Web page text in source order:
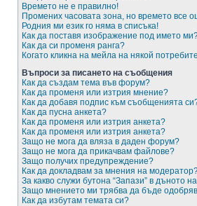
Времето не е правилно!
Промених часовата зона, но времето все
Родния ми език го няма в списъка!
Как да поставя изображение под името
Как да си променя ранга?
Когато кликна на мейла на някой
Въпроси за писането на съобщения
Как да създам тема във форум?
Как да променя или изтрия мнение?
Как да добавя подпис към съобщенията
Как да пусна анкета?
Как да променя или изтрия анкета?
Как да променя или изтрия анкета?
Защо не мога да вляза в даден форум?
Защо не мога да прикачвам файлове?
Защо получих предупреждение?
Как да докладвам за мнения на
За какво служи бутона “Запази” в дъното
Защо мнението ми трябва да бъде
Как да избутам темата си?